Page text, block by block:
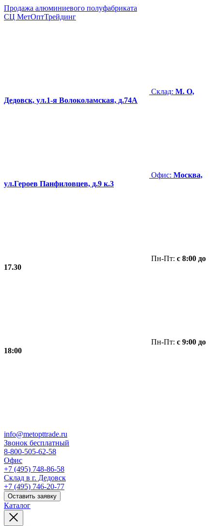
Продажа алюминиевого полуфабриката
СЦ МетОптТрейдинг
Склад: М. О,
Дедовск, ул.1-я Волоколамская, д.74А
Офис: Москва,
ул.Героев Панфиловцев, д.9 к.3
Пн-Пт: с 8:00 до
17.30
Пн-Пт: с 9:00 до
18:00
info@metopttrade.ru
Звонок бесплатный
8-800-505-62-58
Офис
+7 (495) 748-86-58
Склад в г. Дедовск
+7 (495) 746-20-77
Оставить заявку
Каталог